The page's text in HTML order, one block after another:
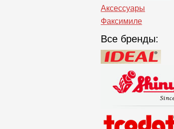
Аксессуары
Факсимиле
Все бренды: